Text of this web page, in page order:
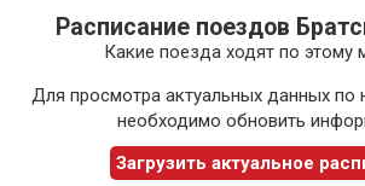
Расписание поездов
Какие поезда ходят по этому
Для просмотра актуальных данных по
необходимо обновить
Загрузить актуальное